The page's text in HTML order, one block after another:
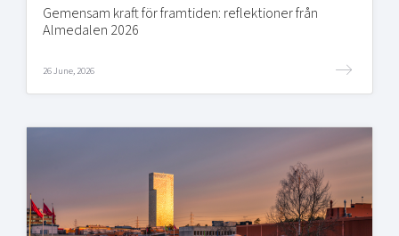
Gemensam kraft för framtiden: reflektioner från
Almedalen 2026
26 June, 2026